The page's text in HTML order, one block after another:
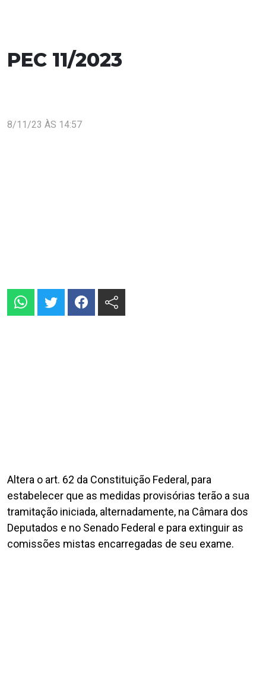
PEC 11/2023
8/11/23 ÀS 14:57
Altera o art. 62 da Constituição Federal, para
estabelecer que as medidas provisórias terão a sua
tramitação iniciada, alternadamente, na Câmara dos
Deputados e no Senado Federal e para extinguir as
comissões mistas encarregadas de seu exame.